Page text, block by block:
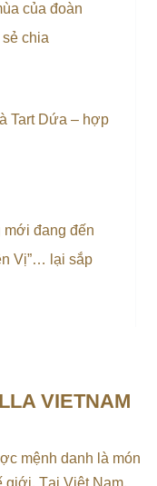
của đoàn
chia
Tart Dứa – hợp
mới đang đến
Vị”… lại sắp
VIETNAM
mệnh danh là món